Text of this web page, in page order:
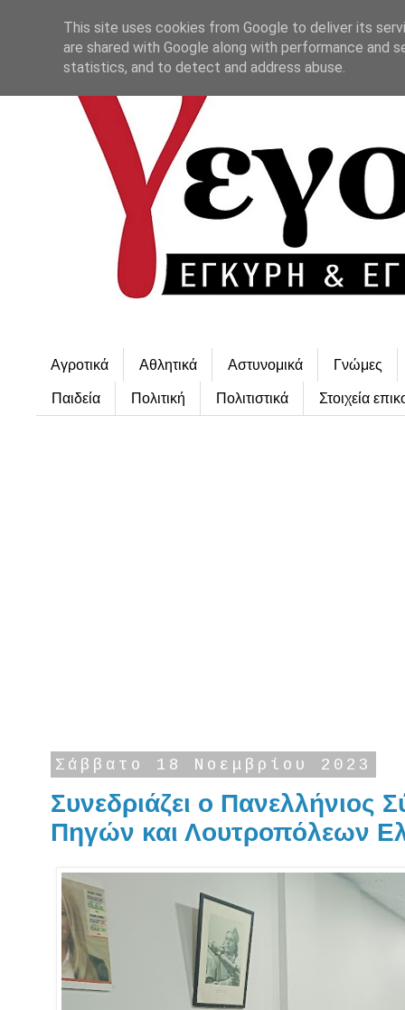
Αγροτικά Αθλητικά Αστυνομικά Γνώμες
Παιδεία Πολιτική Πολιτιστικά Στοιχεία
Σάββατο 18 Νοεμβρίου 2023
Συνεδριάζει ο Πανελλήνιος
Πηγών και Λουτροπόλεων
This site uses cookies from Google to deliver its
are shared with Google along with performance and
statistics, and to detect and address abuse.